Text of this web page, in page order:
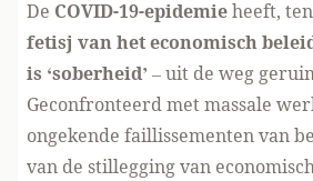
De COVID-19-epidemieheeft,
fetisj van het economisch
is ‘soberheid’ – uit de weg
Geconfronteerd met massale
ongekende faillissementen van
van de stillegging van